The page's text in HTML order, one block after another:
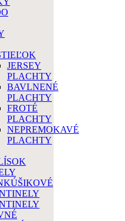
JERSEY
PLACHTY
BAVLNENÉ
PLACHTY
FROTÉ
PLACHTY
NEPREMOKAVÉ
PLACHTY